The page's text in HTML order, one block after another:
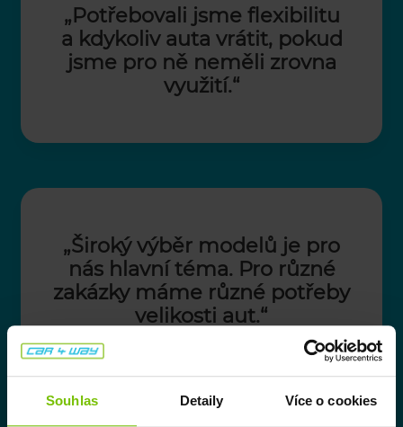
Souhlas Detaily Více o cookies
„Potřebovali jsme flexibilitu
a kdykoliv auta vrátit, pokud
jsme pro ně neměli zrovna
využití.“
„Široký výběr modelů je pro
nás hlavní téma. Pro různé
zakázky máme různé potřeby
velikosti aut.“